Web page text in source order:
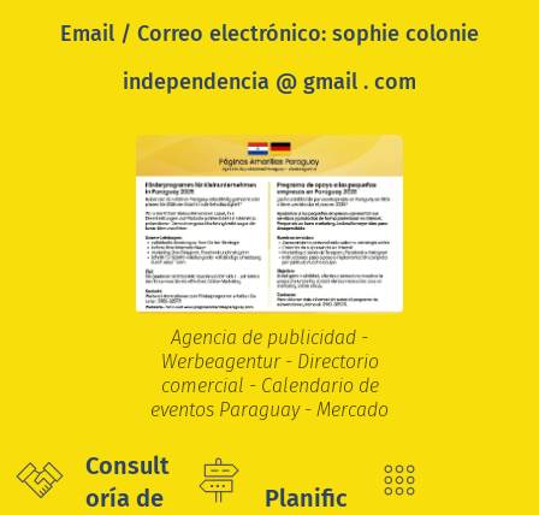
Email / Correo electrónico: sophie colonie
independencia @ gmail . com
Agencia de publicidad -
Werbeagentur - Directorio
comercial - Calendario de
eventos Paraguay - Mercado
Consult
oría de
Planific